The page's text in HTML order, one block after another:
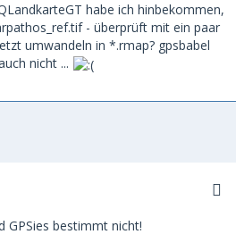
habe ich hinbekommen,
- überprüft mit ein paar
umwandeln in *.rmap? gpsbabel
nicht ...
GPSies bestimmt nicht!